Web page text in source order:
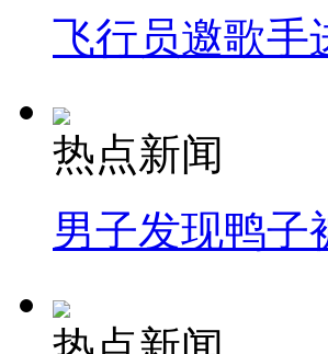
飞行员邀歌手
热点新闻
男子发现鸭子